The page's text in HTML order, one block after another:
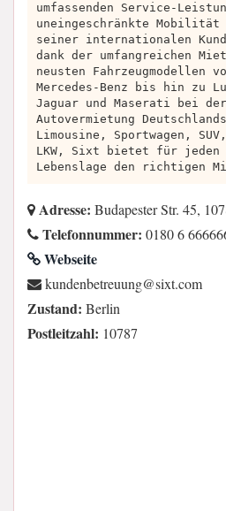
umfassenden Service-
uneingeschränkte
seiner internationalen
dank der umfangreichen
neusten Fahrzeugmodellen
Mercedes-Benz bis hin zu
Jaguar und Maserati bei
Autovermietung
Limousine, Sportwagen,
LKW, Sixt bietet für jeden
Lebenslage den richtigen
Adresse: Budapester Str. 45,
Telefonnummer: 0180 6
Webseite
moc.txis@gnuuertebnednuk
Zustand: Berlin
Postleitzahl: 10787